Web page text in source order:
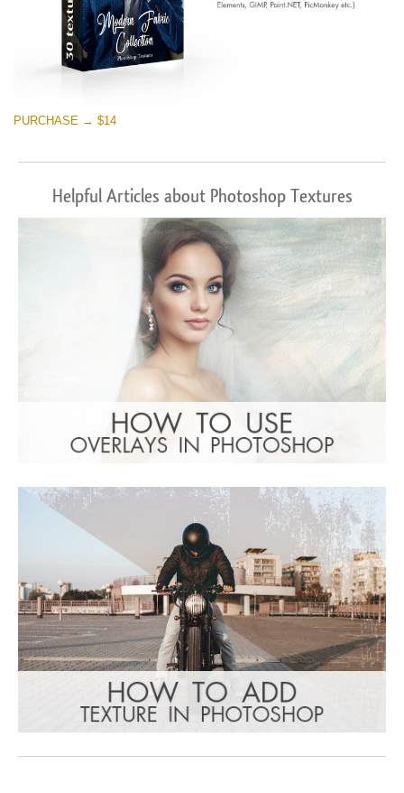
PURCHASE → $14
Helpful Articles about Photoshop Textures